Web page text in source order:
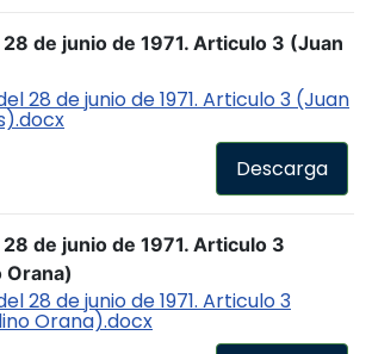
de junio de 1971. Articulo 3 (Juan
28 de junio de 1971. Articulo 3 (Juan
Descarga
de junio de 1971. Articulo 3
Orana)
28 de junio de 1971. Articulo 3
Orana).docx